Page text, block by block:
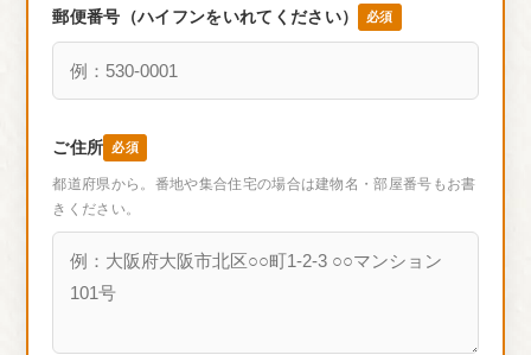
郵便番号（ハイフンをいれてください） 必須
ご住所 必須
都道府県から。番地や集合住宅の場合は建物名・部屋番号もお書
きください。